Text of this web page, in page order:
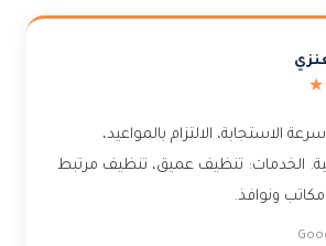
الاستجابة، الالتزام بالمواعيد،
الخدمات: تنظيف عميق، تنظيف مرتبط
مكاتب ونوافذ.